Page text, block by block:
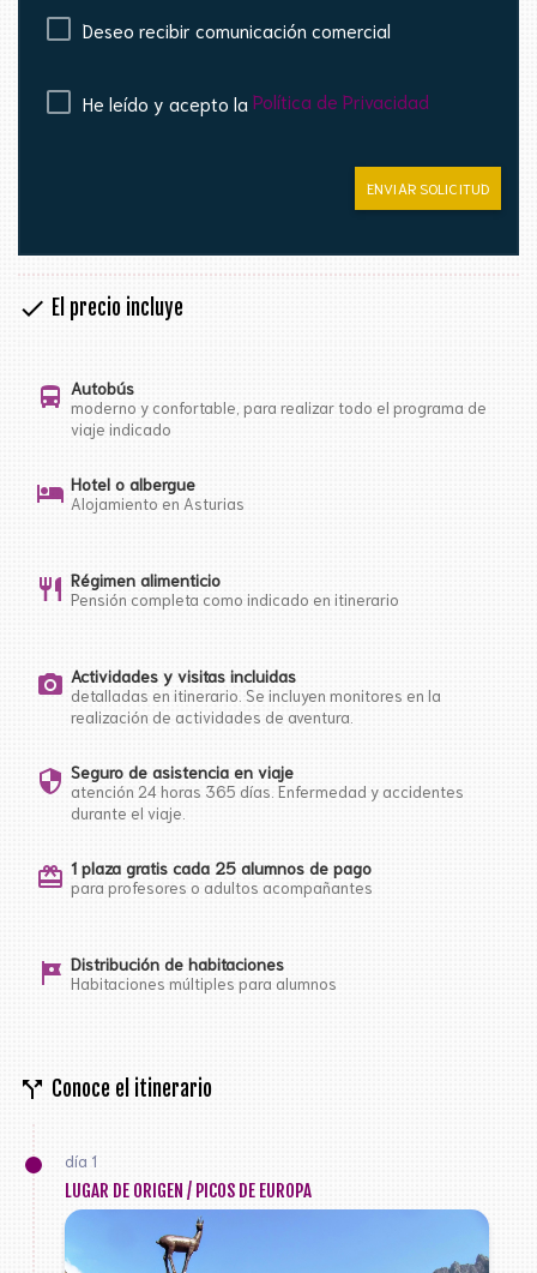
Deseo recibir comunicación comercial
He leído y acepto la Política de Privacidad
ENVIAR SOLICITUD
check El precio incluye
directions_bus Autobús
moderno y confortable, para realizar todo el programa de
viaje indicado
hotel Hotel o albergue
Alojamiento en Asturias
restaurant Régimen alimenticio
Pensión completa como indicado en itinerario
photo_camera Actividades y visitas incluidas
detalladas en itinerario. Se incluyen monitores en la
realización de actividades de aventura.
security Seguro de asistencia en viaje
atención 24 horas 365 días. Enfermedad y accidentes
durante el viaje.
card_giftcard 1 plaza gratis cada 25 alumnos de pago
para profesores o adultos acompañantes
tour Distribución de habitaciones
Habitaciones múltiples para alumnos
call_split Conoce el itinerario
día 1
LUGAR DE ORIGEN / PICOS DE EUROPA